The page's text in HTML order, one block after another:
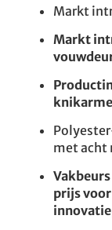
Markt
Markt
met acht
prijs